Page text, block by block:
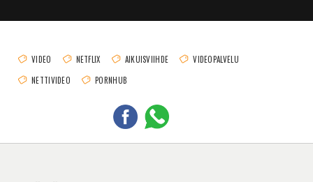
VIDEO NETFLIX AIKUISVIIHDE
VIDEOPALVELU
NETTIVIDEO
PORNHUB